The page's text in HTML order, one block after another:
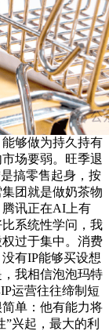
够做为持久持有
场要弱。旺季退
搞零售起身，按
团就是做奶茶物
讯正在AI上有
系统性学问，我
过于集中。消费
有IP能够买设想
我相信泡泡玛特
运营往往缔制短
单：他有能力将
兴起，最大的利